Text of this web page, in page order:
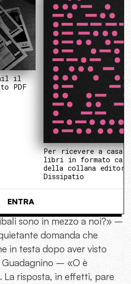
il
PDF
Per ricevere a casa i
libri in formato
della collana
Dissipatio
ENTRA
sono in mezzo a noi?» –
domanda che
in testa dopo aver visto
Guadagnino – «O è
La risposta, in effetti, pare